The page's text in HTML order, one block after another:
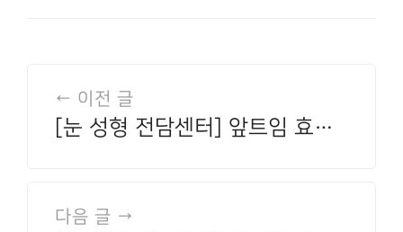
← 이전 글
[눈 성형 전담센터] 앞트임 효과
다음 글 →